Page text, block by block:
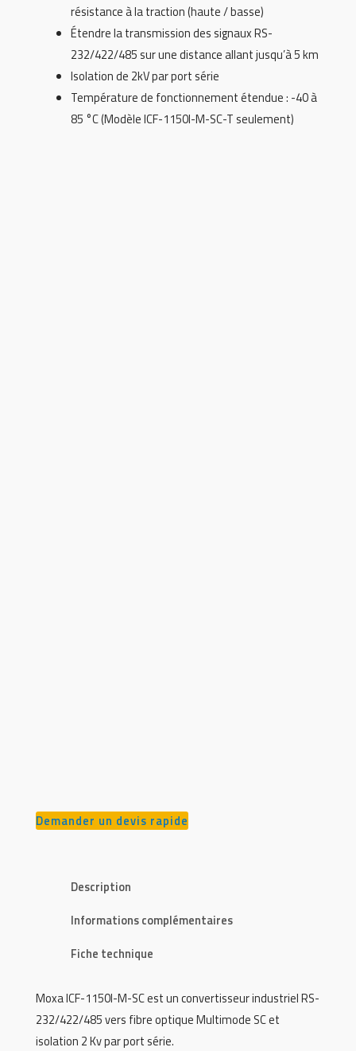
résistance à la traction (haute / basse)
Étendre la transmission des signaux RS-
232/422/485 sur une distance allant jusqu’à 5 km
Isolation de 2kV par port série
Température de fonctionnement étendue : -40 à
85 °C (Modèle ICF-1150I-M-SC-T seulement)
Demander un devis rapide
Description
Informations complémentaires
Fiche technique
Moxa ICF-1150I-M-SC est un convertisseur industriel RS-
232/422/485 vers fibre optique Multimode SC et
isolation 2 Kv par port série.